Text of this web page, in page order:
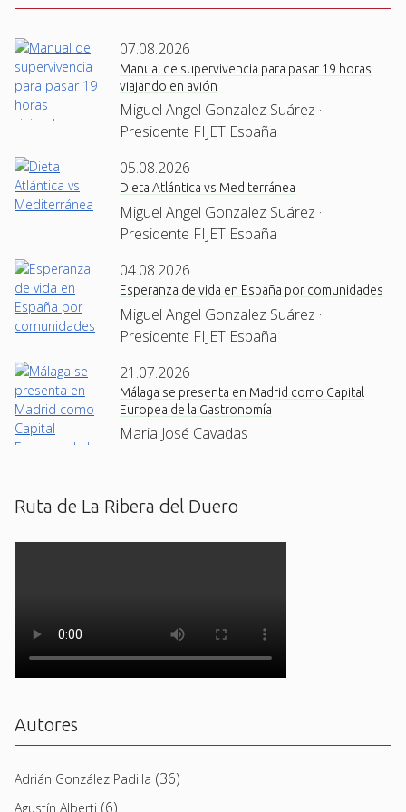
07.08.2026
Manual de supervivencia para pasar 19 horas
viajando en avión
Miguel Angel Gonzalez Suárez ·
Presidente FIJET España
05.08.2026
Dieta Atlántica vs Mediterránea
Miguel Angel Gonzalez Suárez ·
Presidente FIJET España
04.08.2026
Esperanza de vida en España por comunidades
Miguel Angel Gonzalez Suárez ·
Presidente FIJET España
21.07.2026
Málaga se presenta en Madrid como Capital
Europea de la Gastronomía
Maria José Cavadas
Ruta de La Ribera del Duero
Autores
Adrián González Padilla (36)
Agustín Alberti (6)